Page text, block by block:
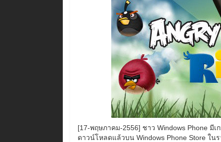
[17-พฤษภาคม-2556] ชาว Windows Phone มีเ
ดาวน์โหลดแล้วบน Windows Phone Store ใ